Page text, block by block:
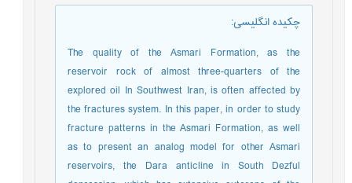
چکیده انگلیسی:
The quality of the Asmari Formation, as the
reservoir rock of almost three-quarters of the
explored oil In Southwest Iran, is often affected by
the fractures system. In this paper, in order to study
fracture patterns in the Asmari Formation, as well
as to present an analog model for other Asmari
reservoirs, the Dara anticline in South Dezful